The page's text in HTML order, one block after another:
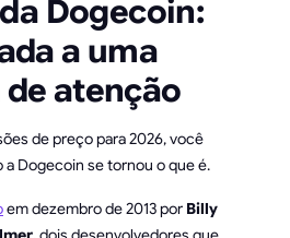
Dogecoin:
a uma
atenção
de preço para 2026, você
Dogecoin se tornou o que é.
em dezembro de 2013 por Billy